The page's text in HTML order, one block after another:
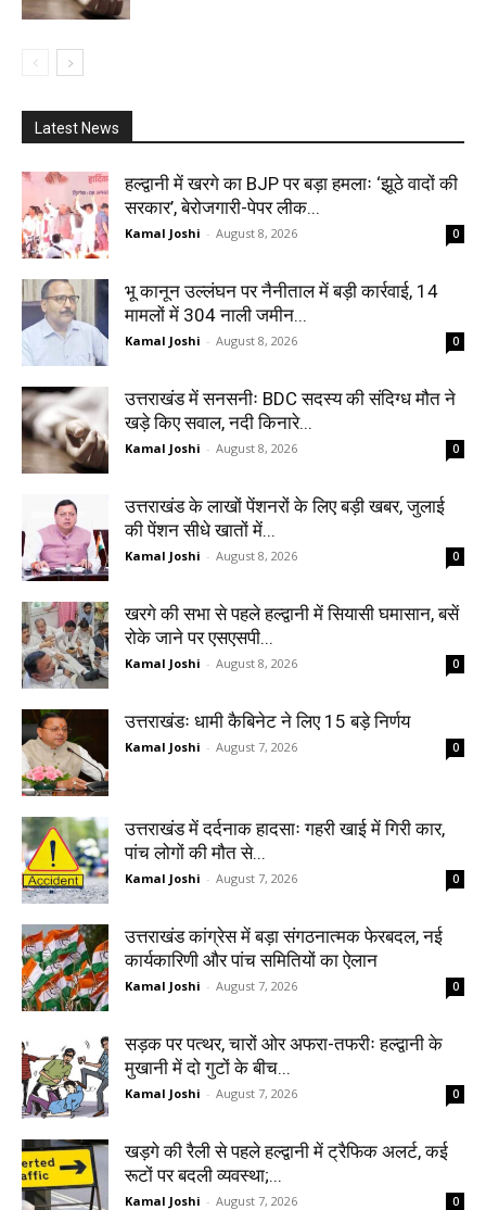
Latest News
हल्द्वानी में खरगे का BJP पर बड़ा हमलाः ‘झूठे वादों की
सरकार’, बेरोजगारी-पेपर लीक...
Kamal Joshi - August 8, 2026 0
भू कानून उल्लंघन पर नैनीताल में बड़ी कार्रवाई, 14
मामलों में 304 नाली जमीन...
Kamal Joshi - August 8, 2026 0
उत्तराखंड में सनसनीः BDC सदस्य की संदिग्ध मौत ने
खड़े किए सवाल, नदी किनारे...
Kamal Joshi - August 8, 2026 0
उत्तराखंड के लाखों पेंशनरों के लिए बड़ी खबर, जुलाई
की पेंशन सीधे खातों में...
Kamal Joshi - August 8, 2026 0
खरगे की सभा से पहले हल्द्वानी में सियासी घमासान, बसें
रोके जाने पर एसएसपी...
Kamal Joshi - August 8, 2026 0
उत्तराखंडः धामी कैबिनेट ने लिए 15 बड़े निर्णय
Kamal Joshi - August 7, 2026 0
उत्तराखंड में दर्दनाक हादसाः गहरी खाई में गिरी कार,
पांच लोगों की मौत से...
Kamal Joshi - August 7, 2026 0
उत्तराखंड कांग्रेस में बड़ा संगठनात्मक फेरबदल, नई
कार्यकारिणी और पांच समितियों का ऐलान
Kamal Joshi - August 7, 2026 0
सड़क पर पत्थर, चारों ओर अफरा-तफरीः हल्द्वानी के
मुखानी में दो गुटों के बीच...
Kamal Joshi - August 7, 2026 0
खड़गे की रैली से पहले हल्द्वानी में ट्रैफिक अलर्ट, कई
रूटों पर बदली व्यवस्था;...
Kamal Joshi - August 7, 2026 0